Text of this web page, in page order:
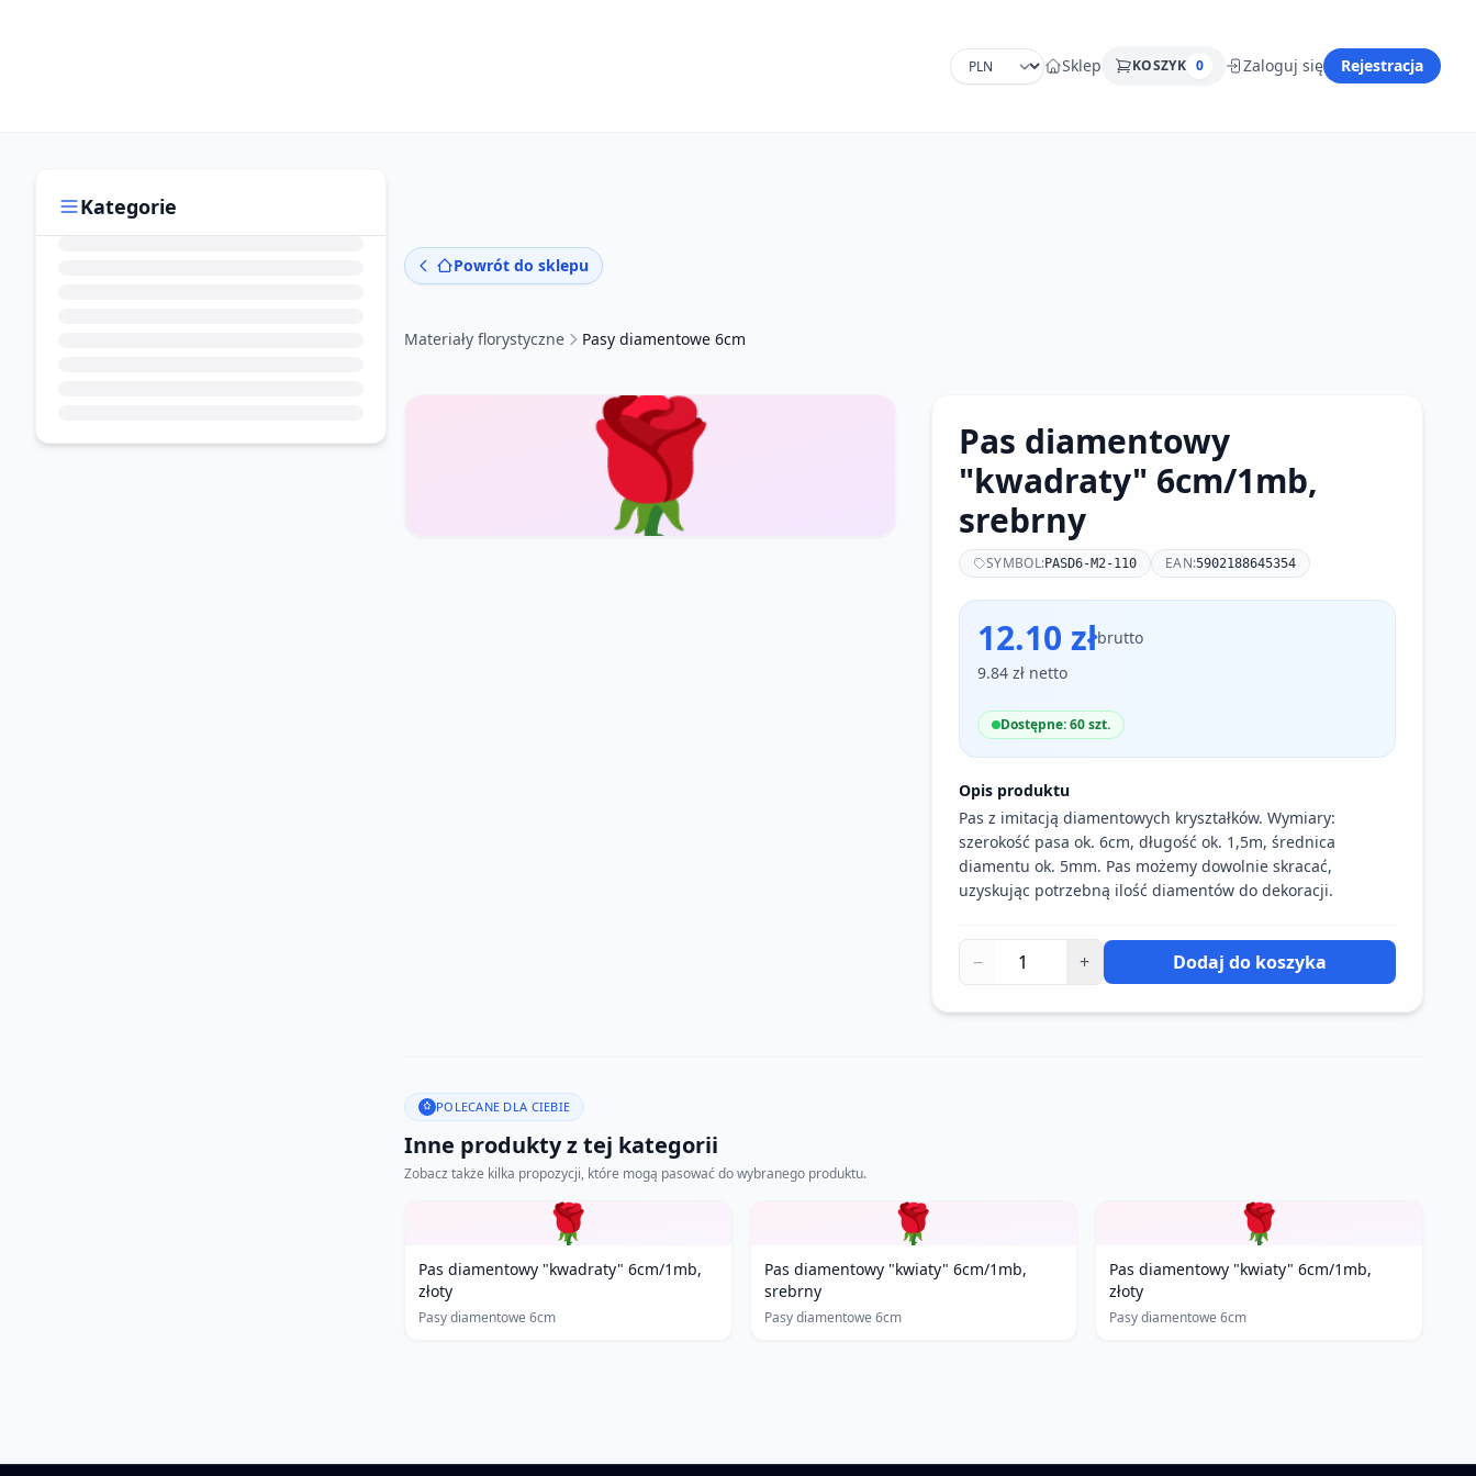
Sklep KOSZYK 0 Zaloguj się Rejestracja
Kategorie
Powrót do sklepu
Materiały florystyczne Pasy diamentowe 6cm
🌹
Pas diamentowy
"kwadraty" 6cm/1mb,
srebrny
SYMBOL:PASD6-M2-110 EAN:5902188645354
12.10 złbrutto
9.84 zł netto
Dostępne: 60 szt.
Opis produktu
Pas z imitacją diamentowych kryształków. Wymiary:
szerokość pasa ok. 6cm, długość ok. 1,5m, średnica
diamentu ok. 5mm. Pas możemy dowolnie skracać,
uzyskując potrzebną ilość diamentów do dekoracji.
− + Dodaj do koszyka
POLECANE DLA CIEBIE
Inne produkty z tej kategorii
Zobacz także kilka propozycji, które mogą pasować do wybranego produktu.
🌹
Pas diamentowy "kwadraty" 6cm/1mb,
złoty
Pasy diamentowe 6cm
🌹
Pas diamentowy "kwiaty" 6cm/1mb,
srebrny
Pasy diamentowe 6cm
🌹
Pas diamentowy "kwiaty" 6cm/1mb,
złoty
Pasy diamentowe 6cm